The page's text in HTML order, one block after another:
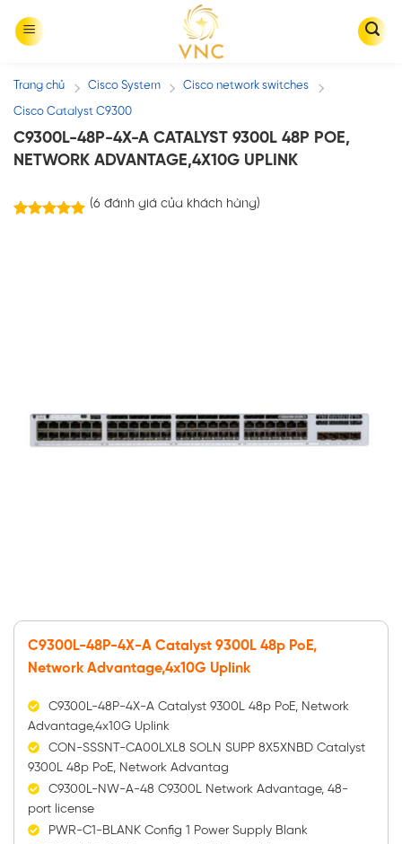
Trang chủ / Cisco System / Cisco network switches /
Cisco Catalyst C9300
C9300L-48P-4X-A CATALYST 9300L 48P POE,
NETWORK ADVANTAGE,4X10G UPLINK
(6đánh giá của khách hàng)
C9300L-48P-4X-A Catalyst 9300L 48p PoE,
Network Advantage,4x10G Uplink
C9300L-48P-4X-A Catalyst 9300L 48p PoE, Network
Advantage,4x10G Uplink
CON-SSSNT-CA00LXL8 SOLN SUPP 8X5XNBD Catalyst
9300L 48p PoE, Network Advantag
C9300L-NW-A-48 C9300L Network Advantage, 48-
port license
PWR-C1-BLANK Config 1 Power Supply Blank